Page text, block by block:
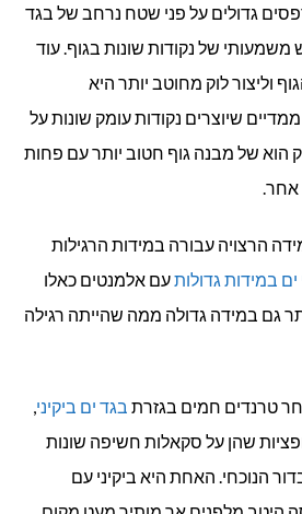
גדולים על פני שטח נרחב של בגד
של נקודות שונות בגוף. עוד
וליצור לוק מחוטב יותר היא
שיוצרים נקודות עומק שונות על
הוא של מבנה גוף חטוב יותר עם פחות
הרצויה עבורה במידות הרגילות
ים במידות גדולותעם אלמנטים כאלו
גם במידה גדולה ממה שהייתה רגילה
טרנדים חמים בגזרת בגד ים ביקיני
שהן על סקאלות חשיפה שונות
הנוכחי. האחת היא ביקיני עם